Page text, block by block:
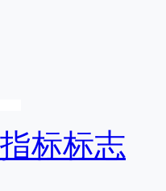
标标志